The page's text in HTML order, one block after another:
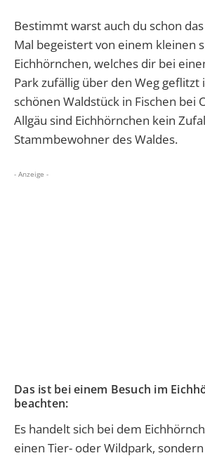
Bestimmt warst auch du schon
Mal begeistert von einem kleinen
Eichhörnchen, welches dir bei
Park zufällig über den Weg geflitzt
schönen Waldstück in Fischen bei
Allgäu sind Eichhörnchen kein
Stammbewohner des Waldes.
- Anzeige -
Das ist bei einem Besuch im
beachten:
Es handelt sich bei dem
einen Tier- oder Wildpark,